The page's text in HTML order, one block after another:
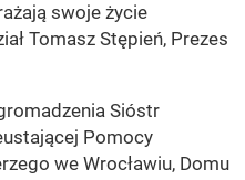
swoje życie
Tomasz Stępień, Prezes
Sióstr
Pomocy
we Wrocławiu, Domu